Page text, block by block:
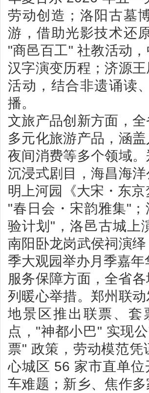
劳动创造；洛阳古墓
游，借助光影技术还
"商邑百工" 社教活动
汉字演变历程；济源
活动，结合非遗诵读
播。
文旅产品创新方面，
多元化旅游产品，涵
夜间消费等多个领域
沉浸式剧目，海昌海
明上河园《大宋・东
"春日会・宋韵雅集"
验计划"，洛邑古城上
南阳卧龙岗武侯祠演
季大观园举办月季嘉
服务保障方面，全省
列暖心举措。郑州联
地景区推出联票、
点，"神都小巴" 实现
票" 政策，劳动模范
心城区 56 家市直单
车难题；新乡、焦作